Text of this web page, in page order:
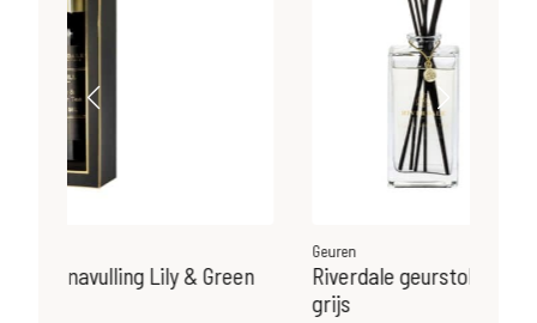
Riverdale geurstokjes Lily & Green Tea 140ml